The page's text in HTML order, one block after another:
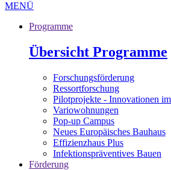
MENÜ
Programme
Übersicht Programme
Forschungsförderung
Ressortforschung
Pilotprojekte - Innovationen
Variowohnungen
Pop-up Campus
Neues Europäisches Bauhaus
Effizienzhaus Plus
Infektionspräventives Bauen
Förderung